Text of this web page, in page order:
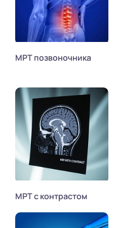
МРТ позвоночника
МРТ с контрастом